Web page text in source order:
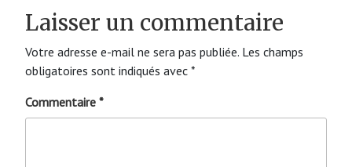
Laisser un commentaire
Votre adresse e-mail ne sera pas publiée. Les champs
obligatoires sont indiqués avec *
Commentaire *